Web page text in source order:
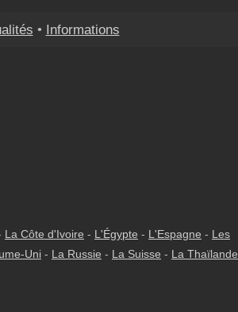
• Informations
La Côte d'Ivoire - L'Égypte - L'Espagne - Les
Uni - La Russie - La Suisse - La Thaïlande